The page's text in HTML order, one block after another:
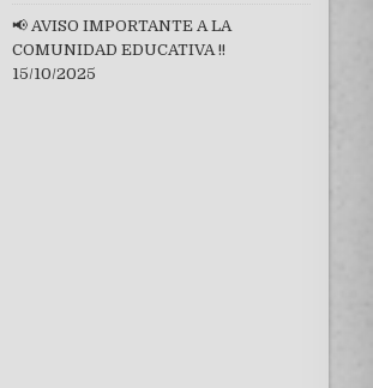
📢 AVISO IMPORTANTE A LA
COMUNIDAD EDUCATIVA !!
15/10/2025